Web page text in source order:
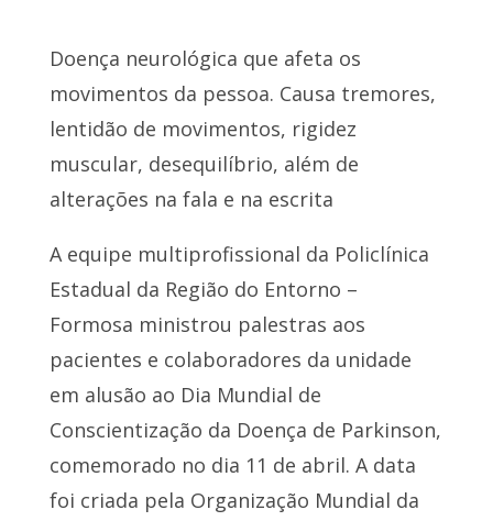
Doença neurológica que afeta os
movimentos da pessoa. Causa tremores,
lentidão de movimentos, rigidez
muscular, desequilíbrio, além de
alterações na fala e na escrita
A equipe multiprofissional da Policlínica
Estadual da Região do Entorno –
Formosa ministrou palestras aos
pacientes e colaboradores da unidade
em alusão ao Dia Mundial de
Conscientização da Doença de Parkinson,
comemorado no dia 11 de abril. A data
foi criada pela Organização Mundial da